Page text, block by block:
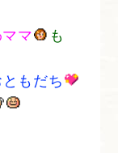
マ
も
もだち